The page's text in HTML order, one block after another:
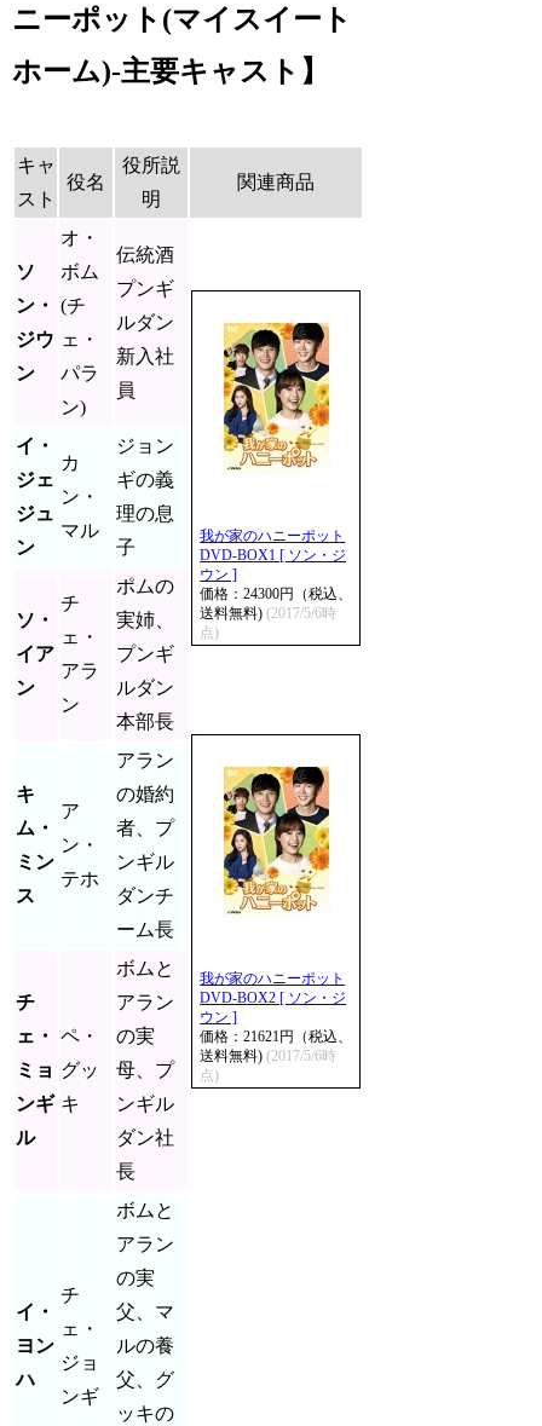
ニーポット(マイスイート
ホーム)-主要キャスト】
キャ
スト
役名
役所説
明
関連商品
ソ
ン・
ジウ
ン
オ・
ボム
(チ
ェ・
パラ
ン)
伝統酒
プンギ
ルダン
新入社
員
我が家のハニーポット
DVD-BOX1 [ ソン・ジ
ウン ]
価格：24300円（税込、
送料無料)(2017/5/6時
点)
我が家のハニーポット
DVD-BOX2 [ ソン・ジ
ウン ]
価格：21621円（税込、
送料無料)(2017/5/6時
点)
イ・
ジェ
ジュ
ン
カ
ン・
マル
ジョン
ギの義
理の息
子
ソ・
イア
ン
チ
ェ・
アラ
ン
ポムの
実姉、
プンギ
ルダン
本部長
キ
ム・
ミン
ス
ア
ン・
テホ
アラン
の婚約
者、プ
ンギル
ダンチ
ーム長
チ
ェ・
ミョ
ンギ
ル
ペ・
グッ
キ
ボムと
アラン
の実
母、プ
ンギル
ダン社
長
イ・
ヨン
ハ
チ
ェ・
ジョ
ンギ
ボムと
アラン
の実
父、マ
ルの養
父、グ
ッキの